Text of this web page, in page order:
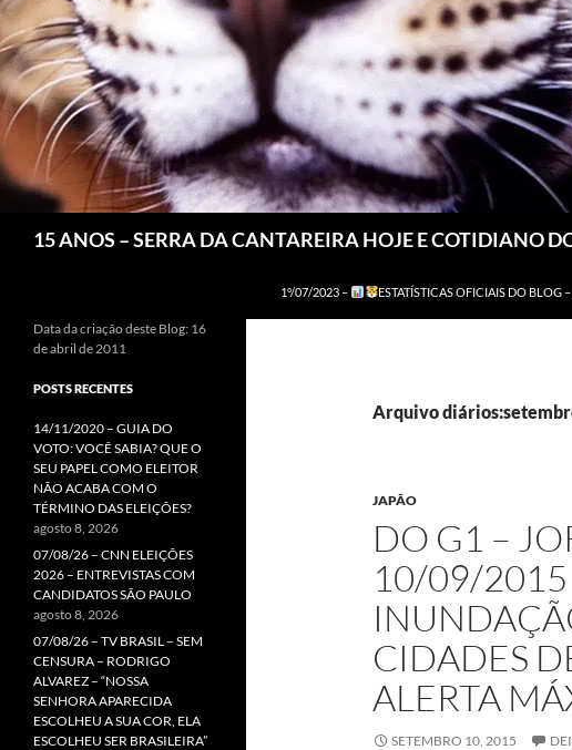
15 ANOS – SERRA DA CANTAREIRA HOJE E COTIDIANO
1º/07/2023 – ESTATÍSTICAS OFICIAIS DO BLOG
Arquivo
JAPÃO
DO G1 –
10/09/2015
CIDADES
ALERTA
SETEMBRO 10, 2015
Data da criação deste Blog: 16
de abril de 2011
POSTS RECENTES
14/11/2020 – GUIA DO
VOTO: VOCÊ SABIA? QUE O
SEU PAPEL COMO ELEITOR
NÃO ACABA COM O
TÉRMINO DAS ELEIÇÕES?
agosto 8, 2026
07/08/26 – CNN ELEIÇÕES
2026 – ENTREVISTAS COM
CANDIDATOS SÃO PAULO
agosto 8, 2026
07/08/26 – TV BRASIL – SEM
CENSURA – RODRIGO
ALVAREZ – “NOSSA
SENHORA APARECIDA
ESCOLHEU A SUA COR, ELA
ESCOLHEU SER BRASILEIRA”